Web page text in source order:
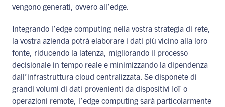
vengono generati, ovvero all’edge.
Integrando l’edge computing nella vostra strategia di rete,
la vostra azienda potrà elaborare i dati più vicino alla loro
fonte, riducendo la latenza, migliorando il processo
decisionale in tempo reale e minimizzando la dipendenza
dall’infrastruttura cloud centralizzata. Se disponete di
grandi volumi di dati provenienti da dispositivi IoT o
operazioni remote, l’edge computing sarà particolarmente